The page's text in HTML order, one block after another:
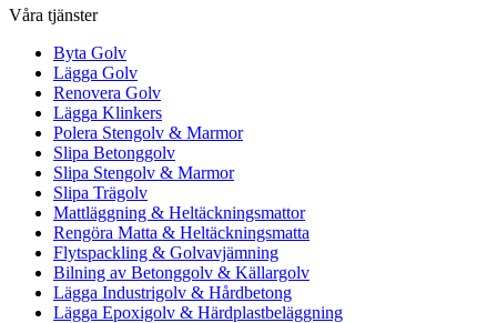
Våra tjänster
Byta Golv
Lägga Golv
Renovera Golv
Lägga Klinkers
Polera Stengolv & Marmor
Slipa Betonggolv
Slipa Stengolv & Marmor
Slipa Trägolv
Mattläggning & Heltäckningsmattor
Rengöra Matta & Heltäckningsmatta
Flytspackling & Golvavjämning
Bilning av Betonggolv & Källargolv
Lägga Industrigolv & Hårdbetong
Lägga Epoxigolv & Härdplastbeläggning